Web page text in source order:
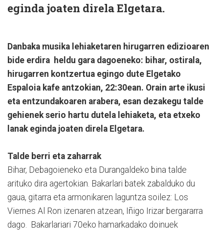
eginda joaten direla Elgetara.
Danbaka musika lehiaketaren hirugarren edizioaren
bide erdira heldu gara dagoeneko: bihar, ostirala,
hirugarren kontzertua egingo dute Elgetako
Espaloia kafe antzokian, 22:30ean. Orain arte ikusi
eta entzundakoaren arabera, esan dezakegu talde
gehienek serio hartu dutela lehiaketa, eta etxeko
lanak eginda joaten direla Elgetara.
Talde berri eta zaharrak
Bihar, Debagoieneko eta Durangaldeko bina talde
arituko dira agertokian. Bakarlari batek zabalduko du
gaua, gitarra eta armonikaren laguntza soilez: Los
Viernes Al Ron izenaren atzean, Iñigo Irizar bergararra
dago. Bakarlariari 70eko hamarkadako doinuek